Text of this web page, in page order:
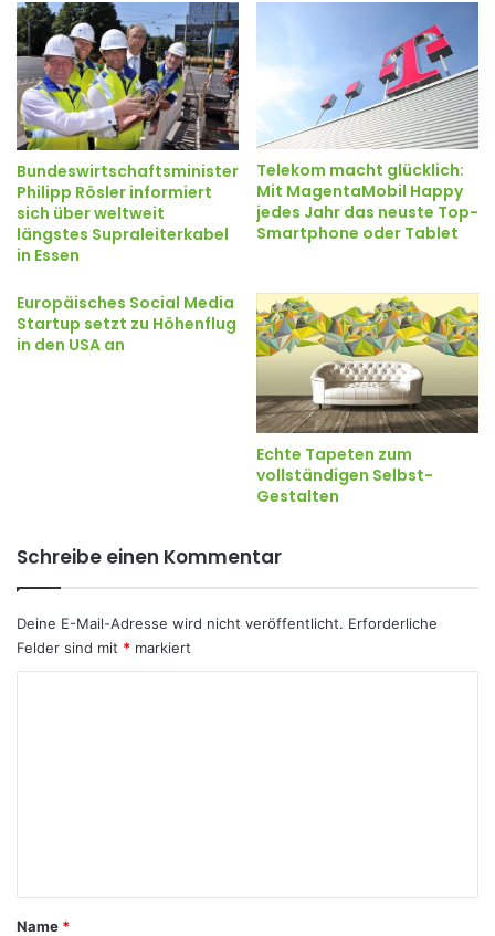
Bundeswirtschaftsminister
Philipp Rösler informiert
sich über weltweit
längstes Supraleiterkabel
in Essen
Telekom macht glücklich:
Mit MagentaMobil Happy
jedes Jahr das neuste Top-
Smartphone oder Tablet
Europäisches Social Media
Startup setzt zu Höhenflug
in den USA an
Echte Tapeten zum
vollständigen Selbst-
Gestalten
Schreibe einen Kommentar
Deine E-Mail-Adresse wird nicht veröffentlicht. Erforderliche
Felder sind mit * markiert
a
Name *